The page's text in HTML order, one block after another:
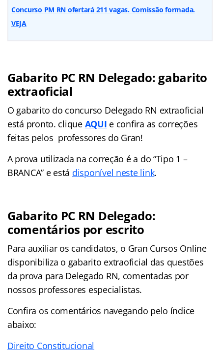
Concurso PM RN ofertará 211 vagas. Comissão formada.
VEJA
Gabarito PC RN Delegado: gabarito
extraoficial
O gabarito do concurso Delegado RN extraoficial
está pronto. clique AQUI e confira as correções
feitas pelos professores do Gran!
A prova utilizada na correção é a do “Tipo 1 –
BRANCA” e está disponível neste link.
Gabarito PC RN Delegado:
comentários por escrito
Para auxiliar os candidatos, o Gran Cursos Online
disponibiliza o gabarito extraoficial das questões
da prova para Delegado RN, comentadas por
nossos professores especialistas.
Confira os comentários navegando pelo índice
abaixo:
Direito Constitucional